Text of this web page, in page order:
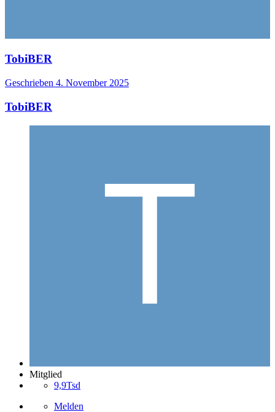
TobiBER
Geschrieben 4. November 2025
TobiBER
Mitglied
9,9Tsd
Melden